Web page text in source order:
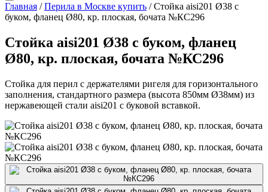
Главная /Перила в Москве купить /Стойка aisi201 Ø38 с
буком, фланец Ø80, кр. плоская, бочата №КС296
Стойка aisi201 Ø38 с буком, фланец
Ø80, кр. плоская, бочата №КС296
Стойка для перил с держателями ригеля для горизонтального
заполнения, стандартного размера (высота 850мм Ø38мм) из
нержавеющей стали aisi201 с буковой вставкой.